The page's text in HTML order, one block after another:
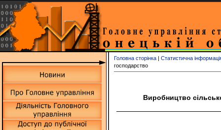
Головна сторінка | Статистична
господарство
Виробництво